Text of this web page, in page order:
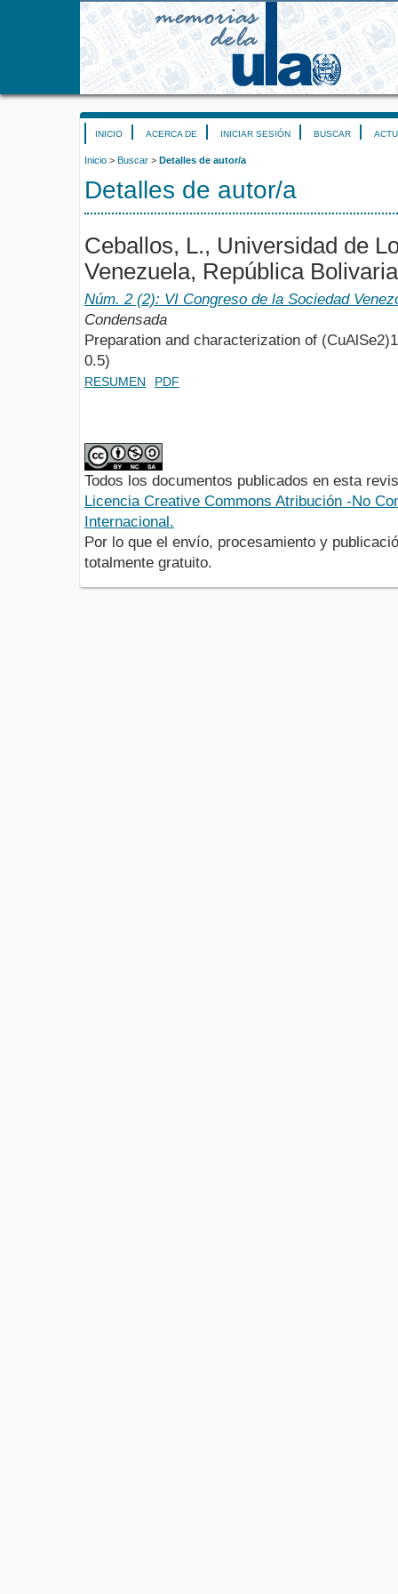
INICIO ACERCA DE INICIAR SESIÓN BUSCAR
Inicio > Buscar > Detalles de autor/a
Detalles de autor/a
Ceballos, L., Universidad de
Venezuela, República
Núm. 2 (2): VI Congreso de la Sociedad
Condensada
Preparation and characterization of
0.5)
RESUMEN PDF
Todos los documentos publicados en esta
Licencia Creative Commons Atribución -No
Internacional.
Por lo que el envío, procesamiento y
totalmente gratuito.